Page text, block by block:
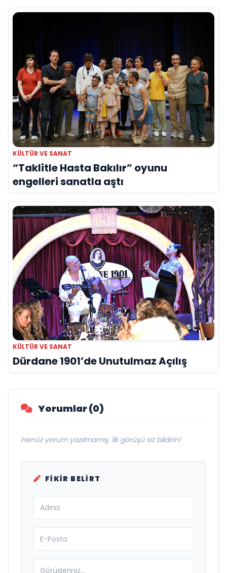
KÜLTÜR VE SANAT
“Taklitle Hasta Bakılır” oyunu
engelleri sanatla aştı
KÜLTÜR VE SANAT
Dürdane 1901’de Unutulmaz Açılış
Yorumlar (0)
Henüz yorum yazılmamış. İlk görüşü siz bildirin!
FIKIR BELIRT